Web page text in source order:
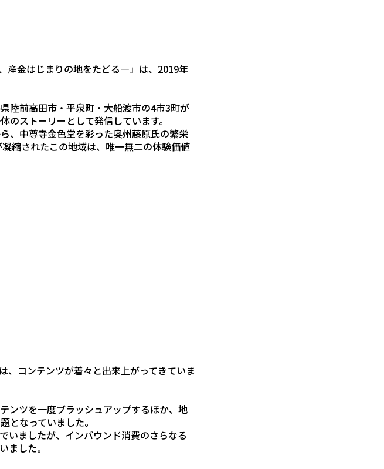
産金はじまりの地をたどる―」は、2019年
陸前高田市・平泉町・大船渡市の4市3町が
ストーリーとして発信しています。
、中尊寺金色堂を彩った奥州藤原氏の繁栄
縮されたこの地域は、唯一無二の体験価値
、コンテンツが着々と出来上がってきていま
ンツを一度ブラッシュアップするほか、地
となっていました。
いましたが、インバウンド消費のさらなる
ました。